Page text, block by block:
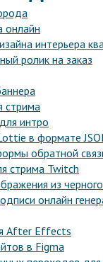
онлайн
интерьера
ролик на заказ
стрима
интро
в формате
обратной
стрима Twitch
из черного
онлайн
After Effects
в Figma